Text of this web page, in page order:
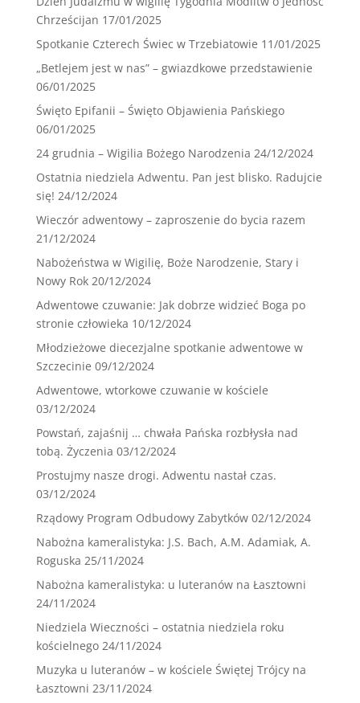
Chrześcijan 17/01/2025
Spotkanie Czterech Świec w Trzebiatowie 11/01/2025
„Betlejem jest w nas” – gwiazdkowe przedstawienie
06/01/2025
Święto Epifanii – Święto Objawienia Pańskiego
06/01/2025
24 grudnia – Wigilia Bożego Narodzenia 24/12/2024
Ostatnia niedziela Adwentu. Pan jest blisko. Radujcie
się! 24/12/2024
Wieczór adwentowy – zaproszenie do bycia razem
21/12/2024
Nabożeństwa w Wigilię, Boże Narodzenie, Stary i
Nowy Rok 20/12/2024
Adwentowe czuwanie: Jak dobrze widzieć Boga po
stronie człowieka 10/12/2024
Młodzieżowe diecezjalne spotkanie adwentowe w
Szczecinie 09/12/2024
Adwentowe, wtorkowe czuwanie w kościele
03/12/2024
Powstań, zajaśnij … chwała Pańska rozbłysła nad
tobą. Życzenia 03/12/2024
Prostujmy nasze drogi. Adwentu nastał czas.
03/12/2024
Rządowy Program Odbudowy Zabytków 02/12/2024
Nabożna kameralistyka: J.S. Bach, A.M. Adamiak, A.
Roguska 25/11/2024
Nabożna kameralistyka: u luteranów na Łasztowni
24/11/2024
Niedziela Wieczności – ostatnia niedziela roku
kościelnego 24/11/2024
Muzyka u luteranów – w kościele Świętej Trójcy na
Łasztowni 23/11/2024